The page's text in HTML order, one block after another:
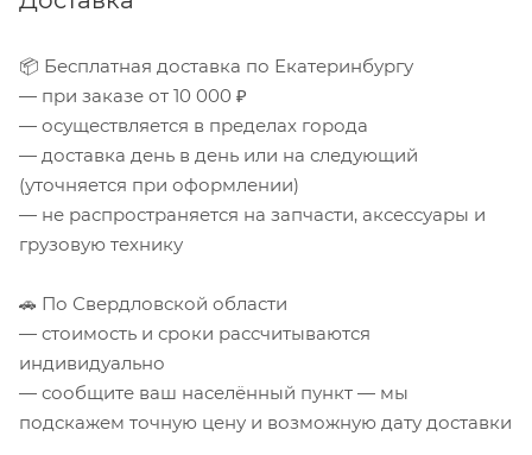
📦 Бесплатная доставка по Екатеринбургу
— при заказе от 10 000 ₽
— осуществляется в пределах города
— доставка день в день или на следующий
(уточняется при оформлении)
— не распространяется на запчасти, аксессуары и
грузовую технику
🚗 По Свердловской области
— стоимость и сроки рассчитываются
индивидуально
— сообщите ваш населённый пункт — мы
подскажем точную цену и возможную дату доставки